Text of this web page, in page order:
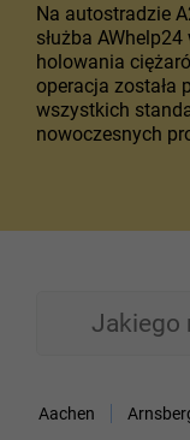
Na autostradzie
służba
holowania
operacja została
wszystkich
nowoczesnych
Aachen